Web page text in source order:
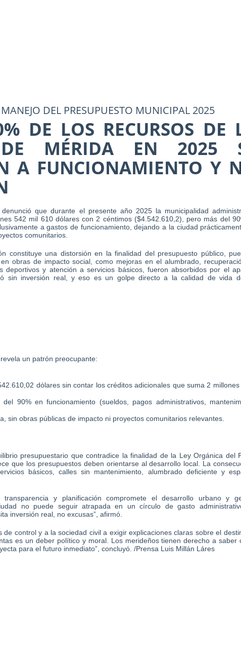
DEL PRESUPUESTO MUNICIPAL 2025
DE LOS RECURSOS DE
MÉRIDA EN 2025
A FUNCIONAMIENTO Y
que durante el presente año 2025 la municipalidad
542 mil 610 dólares con 2 céntimos ($4.542.610,2), pero más del
a gastos de funcionamiento, dejando a la ciudad
comunitarios.
constituye una distorsión en la finalidad del presupuesto público,
obras de impacto social, como mejoras en el alumbrado,
deportivos y atención a servicios básicos, fueron absorbidos por el
sin inversión real, y eso es un golpe directo a la calidad de vida
un patrón preocupante:
dólares sin contar los créditos adicionales que suma 2 millones
90% en funcionamiento (sueldos, pagos administrativos,
sin obras públicas de impacto ni proyectos comunitarios relevantes.
presupuestario que contradice la finalidad de la Ley Orgánica del
que los presupuestos deben orientarse al desarrollo local. La
básicos, calles sin mantenimiento, alumbrado deficiente y
y planificación compromete el desarrollo urbano y
no puede seguir atrapada en un círculo de gasto
inversión real, no excusas”, afirmó.
de control y a la sociedad civil a exigir explicaciones claras sobre el
es un deber político y moral. Los merideños tienen derecho a saber
para el futuro inmediato”, concluyó. /Prensa Luis Millán Láres